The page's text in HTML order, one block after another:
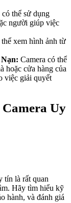
có thể sử dụng
người giúp việc
xem hình ảnh từ
Camera có thể
hoặc cửa hàng của
việc giải quyết
Uy
tín là rất quan
Hãy tìm hiểu kỹ
hành, và đánh giá